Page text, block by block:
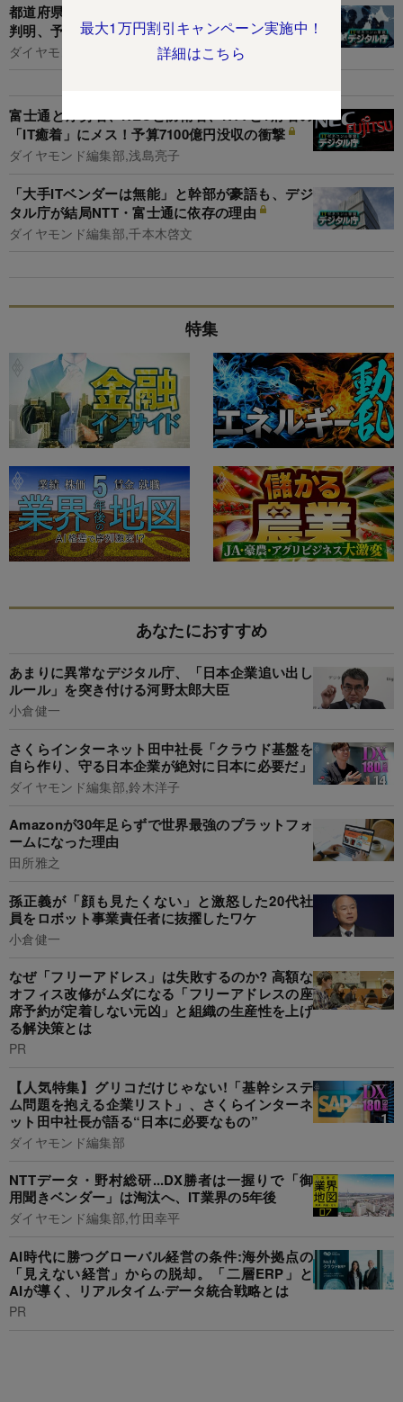
最大1万円割引キャンペーン実施中！
詳細はこちら
都道府県「IT人材・予算」の驚愕格差が初調査で
判明、予算はほぼゼロから200億円まで
ダイヤモンド編集部,山本 輝
富士通と厚労省、NECと防衛省、NTTと7府省の
「IT癒着」にメス！予算7100億円没収の衝撃
ダイヤモンド編集部,浅島亮子
「大手ITベンダーは無能」と幹部が豪語も、デジ
タル庁が結局NTT・富士通に依存の理由
ダイヤモンド編集部,千本木啓文
特集
あなたにおすすめ
あまりに異常なデジタル庁、「日本企業追い出し
ルール」を突き付ける河野太郎大臣
小倉健一
さくらインターネット田中社長「クラウド基盤を
自ら作り、守る日本企業が絶対に日本に必要だ」
ダイヤモンド編集部,鈴木洋子
Amazonが30年足らずで世界最強のプラットフォ
ームになった理由
田所雅之
孫正義が「顔も見たくない」と激怒した20代社
員をロボット事業責任者に抜擢したワケ
小倉健一
なぜ「フリーアドレス」は失敗するのか? 高額な
オフィス改修がムダになる「フリーアドレスの座
席予約が定着しない元凶」と組織の生産性を上げ
る解決策とは
PR
【人気特集】グリコだけじゃない!「基幹システ
ム問題を抱える企業リスト」、さくらインターネ
ット田中社長が語る“日本に必要なもの”
ダイヤモンド編集部
NTTデータ・野村総研...DX勝者は一握りで「御
用聞きベンダー」は淘汰へ、IT業界の5年後
ダイヤモンド編集部,竹田幸平
AI時代に勝つグローバル経営の条件:海外拠点の
「見えない経営」からの脱却。「二層ERP」と
AIが導く、リアルタイム·データ統合戦略とは
PR